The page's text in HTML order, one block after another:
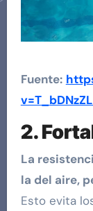
Fuente:
2.
La
la del aire,
Esto evita